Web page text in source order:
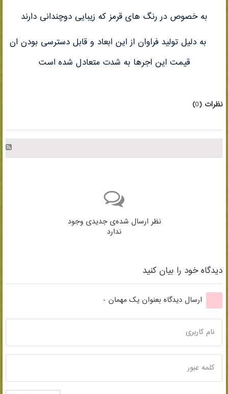
به خصوص در رنگ های قرمز که زیبایی دوچندانی دارند
به دلیل تولید فراوان از این ابعاد و قابل دسترسی بودن ان
قیمت این اجرها به شدت متعادل شده است
نظرات (0
)
نظر ارسال شده‌ی جدیدی وجود
ندارد
دیدگاه خود را بیان کنید
ارسال دیدگاه بعنوان یک مهمان -
نام کاربری
کلمه عبور